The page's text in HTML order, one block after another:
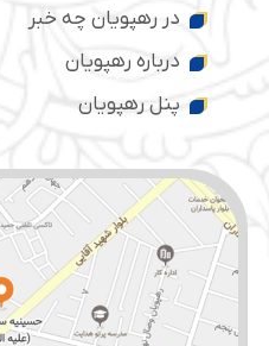
در رهپویان چه خبر
درباره رهپویان
پنل رهپویان